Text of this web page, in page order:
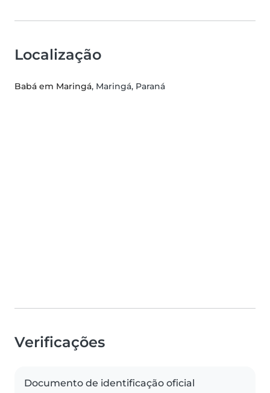
Localização
Babá em Maringá, Maringá, Paraná
Verificações
Documento de identificação oficial